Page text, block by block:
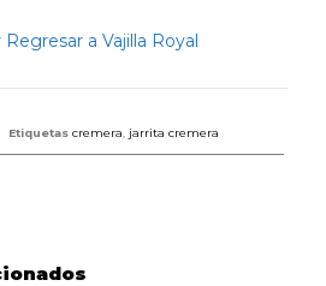
Regresar a Vajilla Royal
Etiquetas cremera jarrita cremera